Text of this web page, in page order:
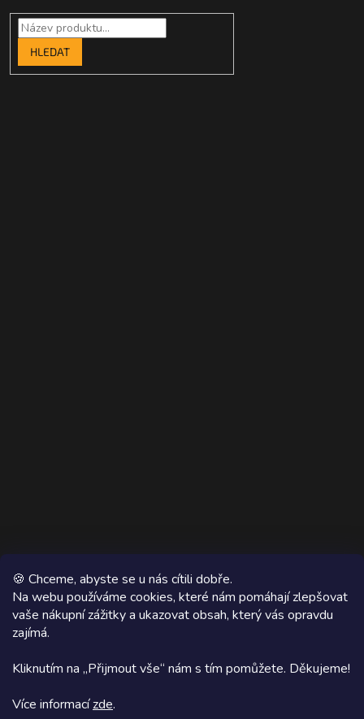
🍪 Chceme, abyste se u nás cítili dobře.
Na webu používáme cookies, které nám pomáhají zlepšovat
vaše nákupní zážitky a ukazovat obsah, který vás opravdu
zajímá.
Kliknutím na „Přijmout vše“ nám s tím pomůžete. Děkujeme!
Více informacízde.
HLEDAT
Copyright 2026AZ WOOD
. Všechna práva vyhrazena.
Shoptetak.cz.